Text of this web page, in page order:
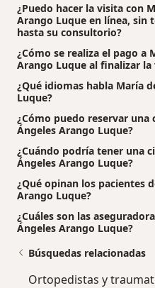
¿Puedo hacer la visita con
Arango Luque en línea, sin
hasta su consultorio?
¿Cómo se realiza el pago a
Arango Luque al finalizar la
¿Qué idiomas habla María
Luque?
¿Cómo puedo reservar una
Ángeles Arango Luque?
¿Cuándo podría tener una
Ángeles Arango Luque?
¿Qué opinan los pacientes
Arango Luque?
¿Cuáles son las
Ángeles Arango Luque?
Búsquedas relacionadas
Ortopedistas y